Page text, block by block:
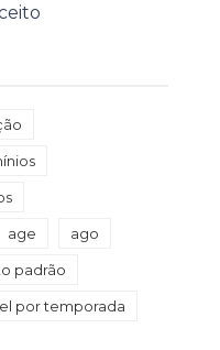
age ago
padrão
por temporada